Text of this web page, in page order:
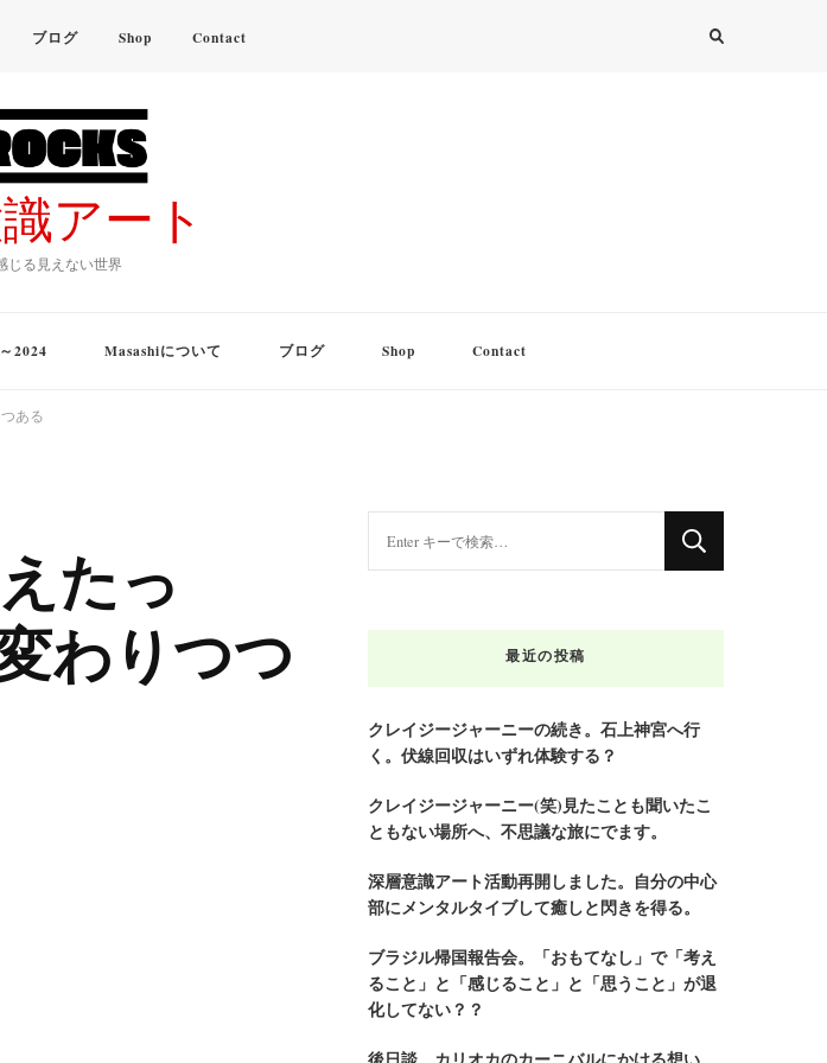
ブログ Shop Contact
アート
じる見えない世界
2024 Masashiについて ブログ Shop Contact
ある
たっ
わりつつ
お
し
で
す
?
最近の投稿
クレイジージャーニーの続き。石上神宮へ行
く。伏線回収はいずれ体験する？
クレイジージャーニー(笑)見たことも聞いたこ
ともない場所へ、不思議な旅にでます。
深層意識アート活動再開しました。自分の中心
部にメンタルタイブして癒しと閃きを得る。
ブラジル帰国報告会。「おもてなし」で「考え
ること」と「感じること」と「思うこと」が退
化してない？？